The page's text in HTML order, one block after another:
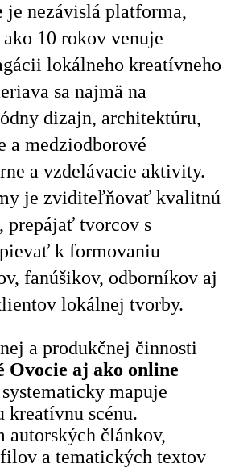
je nezávislá platforma,
10 rokov venuje
lokálneho kreatívneho
sa najmä na
dizajn, architektúru,
a medziodborové
a vzdelávacie aktivity.
je zviditeľňovať kvalitnú
prepájať tvorcov s
k formovaniu
fanúšikov, odborníkov aj
lokálnej tvorby.
a produkčnej činnosti
Ovocie aj ako online
mapuje
kreatívnu scénu.
autorských článkov,
a tematických textov